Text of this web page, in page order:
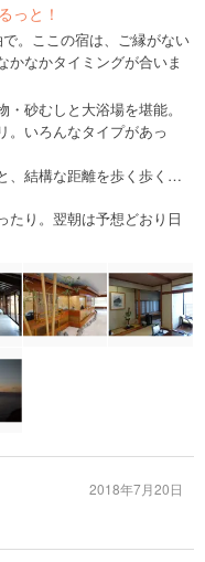
っと！
。ここの宿は、ご縁がない
かなかタイミングが合いま
砂むしと大浴場を堪能。
。いろんなタイプがあっ
、結構な距離を歩く歩く…
たり。翌朝は予想どおり日
2018年7月20日